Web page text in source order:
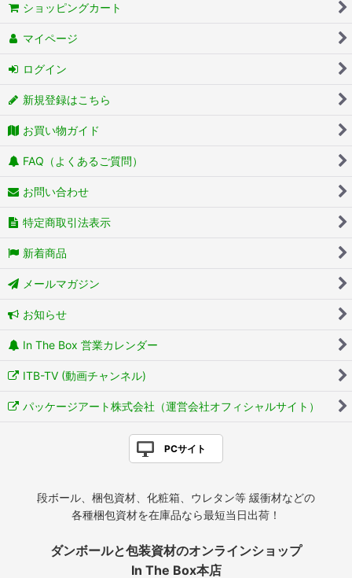
ショッピングカート
マイページ
ログイン
新規登録はこちら
お買い物ガイド
FAQ（よくあるご質問）
お問い合わせ
特定商取引法表示
新着商品
メールマガジン
お知らせ
In The Box 営業カレンダー
ITB-TV (動画チャンネル)
パッケージアート株式会社（運営会社オフィシャルサイト）
PCサイト
段ボール、梱包資材、化粧箱、ウレタン等 緩衝材などの
各種梱包資材を在庫品なら最短当日出荷！
ダンボールと包装資材のオンラインショップ
In The Box本店